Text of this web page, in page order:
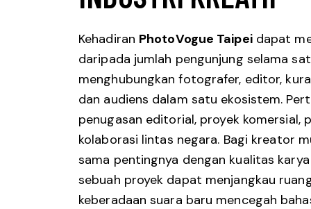
Kehadiran PhotoVogue Taipeidapat
daripada jumlah pengunjung selama
menghubungkan fotografer, editor,
dan audiens dalam satu ekosistem.
penugasan editorial, proyek komersial,
kolaborasi lintas negara. Bagi kreator
sama pentingnya dengan kualitas
sebuah proyek dapat menjangkau
keberadaan suara baru mencegah